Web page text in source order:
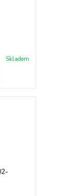
Skladem